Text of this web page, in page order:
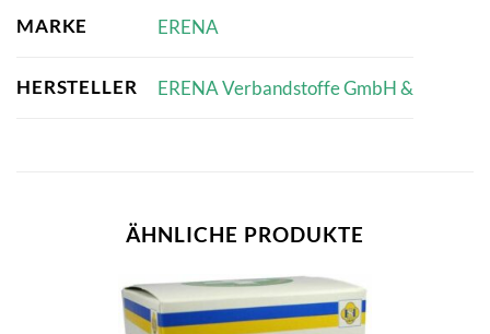
MARKE ERENA
HERSTELLER ERENA Verbandstoffe GmbH &
ÄHNLICHE PRODUKTE